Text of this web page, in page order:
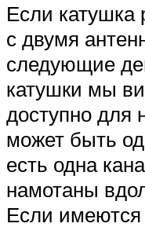
Если катушка
с двумя
следующие
катушки мы
доступно для
может быть
есть одна
намотаны
Если имеются